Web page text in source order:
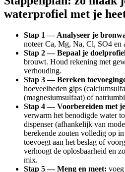
waterprofiel met je
Stap 1 — Analyseer je
noteer Ca, Mg, Na, Cl, SO4 en
Stap 2 — Bepaal je
brouwt. Houd rekening met
verhouding.
Stap 3 — Bereken
hoeveelheden gips
(magnesiumsulfaat) of
Stap 4 — Voorbereiden met
verwarm het benodigde water
dispenser (afhankelijk van
berekende zouten volledig op
toevoegt aan het beslag of
verhoogt de oplosbaarheid en
mix.
Stap 5 — Meng en meet: